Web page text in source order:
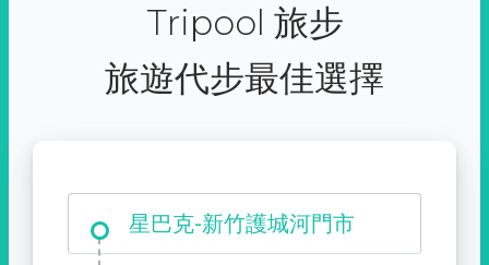
Tripool 旅步
旅遊代步最佳選擇
星巴克-新竹護城河門市
大霸尖山登山口